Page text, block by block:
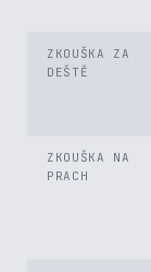
ZKOUŠKA ZA
DEŠTĚ
ZKOUŠKA NA
PRACH